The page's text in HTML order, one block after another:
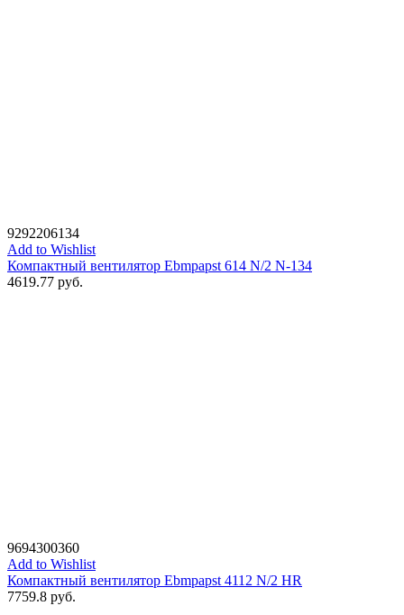
9292206134
Add to Wishlist
Компактный вентилятор Ebmpapst 614 N/2 N-134
4619.77 руб.
9694300360
Add to Wishlist
Компактный вентилятор Ebmpapst 4112 N/2 HR
7759.8 руб.